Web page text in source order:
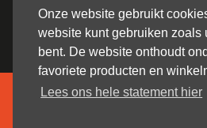
Onze website gebruikt
website kunt gebruiken zoals
bent. De website onthoudt
favoriete producten en
Lees ons hele statement hier